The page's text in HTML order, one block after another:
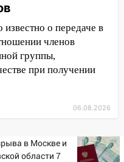
известно о передаче в
членов
группы,
при получении
06.08.2026
в Москве и
области 7